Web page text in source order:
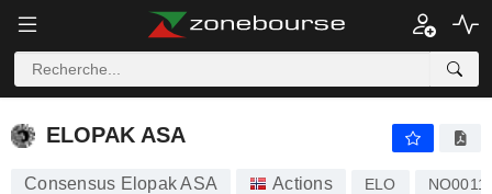
ELOPAK ASA
ELOPAK ASA
Consensus Elopak ASA Actions ELO